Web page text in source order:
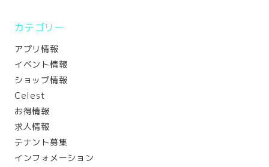
カテゴリー
アプリ情報
イベント情報
ショップ情報
Celest
お得情報
求人情報
テナント募集
インフォメーション